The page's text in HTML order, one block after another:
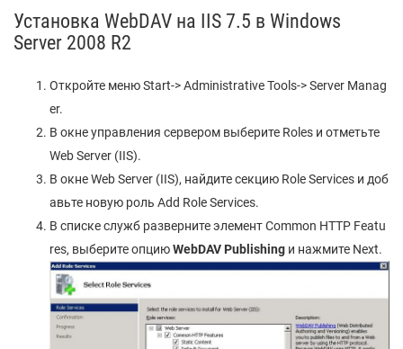
Установка WebDAV на IIS 7.5 в Windows
Server 2008 R2
Откройте меню Start-> Administrative Tools-> Server Manag
er.
В окне управления сервером выберите Roles и отметьте
Web Server (IIS).
В окне Web Server (IIS), найдите секцию Role Services и доб
авьте новую роль Add Role Services.
В списке служб разверните элемент Common HTTP Featu
res, выберите опциюWebDAV Publishing и нажмите Next.